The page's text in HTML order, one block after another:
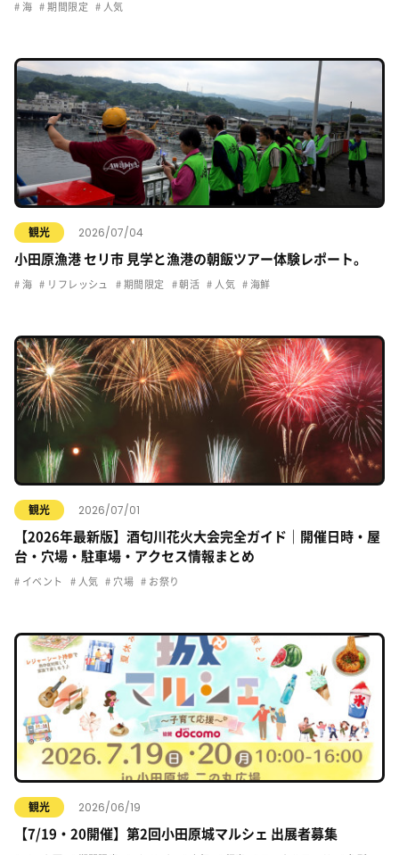
海 期間限定 人気
観光 2026/07/04
小田原漁港 セリ市 見学と漁港の朝飯ツアー体験レポート。
海 リフレッシュ 期間限定 朝活 人気 海鮮
観光 2026/07/01
【2026年最新版】酒匂川花火大会完全ガイド｜開催日時・屋
台・穴場・駐車場・アクセス情報まとめ
イベント 人気 穴場 お祭り
観光 2026/06/19
【7/19・20開催】第2回小田原城マルシェ 出展者募集